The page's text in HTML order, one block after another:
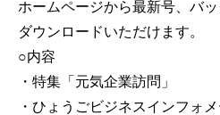
ホームページから最新号、バ
ダウンロードいただけます。
○内容
・特集「元気企業訪問」
・ひょうごビジネスインフォ